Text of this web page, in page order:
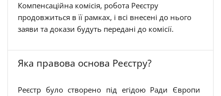
Компенсаційна комісія, робота Реєстру
продовжиться в її рамках, і всі внесені до нього
заяви та докази будуть передані до комісії.
Яка правова основа Реєстру?
Реєстр було створено під егідою Ради Європи